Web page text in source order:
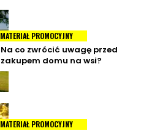
MATERIAŁ PROMOCYJNY
Na co zwrócić uwagę przed
zakupem domu na wsi?
MATERIAŁ PROMOCYJNY